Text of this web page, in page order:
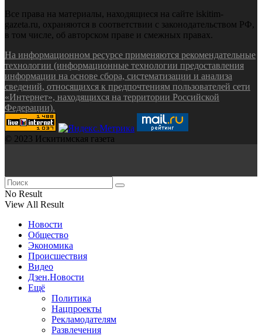
Все права на материалы, находящиеся на сайте iskitim-
gazeta.ru, охраняются в соответствии с законодательством РФ,
в том числе, об авторском праве и смежных правах.
На информационном ресурсе применяются рекомендательные
технологии (информационные технологии предоставления
информации на основе сбора, систематизации и анализа
сведений, относящихся к предпочтениям пользователей сети
«Интернет», находящихся на территории Российской
Федерации).
© 2023 Искитимская газета
No Result
View All Result
Новости
Общество
Экономика
Происшествия
Видео
Дзен.Новости
Ещё
Политика
Нацпроекты
Рекламодателям
Развлечения